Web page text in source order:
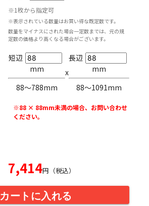
※1枚から指定可
※表示されている数量はお買い得な既定数です。
数量をマイナスにされた場合一定数までは、元の規
定数の価格より高くなる場合がございます。
短辺
mm
88〜788mm
x
長辺
mm
88〜1091mm
※88 × 88mm未満の場合、お問い合わせ
ください。
7,414円（税込）
カートに入れる